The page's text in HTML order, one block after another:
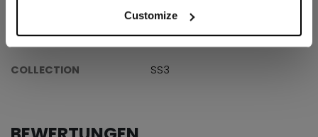
Customize
STV52B-AD
COLLECTION
SS3